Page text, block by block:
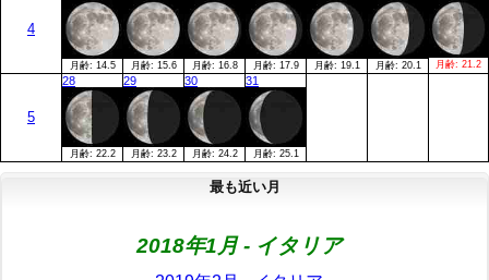
4
月齢: 14.5 月齢: 15.6 月齢: 16.8 月齢: 17.9 月齢: 19.1 月齢: 20.1 月齢: 21.2
5
28
月齢: 22.2
29
月齢: 23.2
30
月齢: 24.2
31
月齢: 25.1
最も近い月
2018年1月 - イタリア